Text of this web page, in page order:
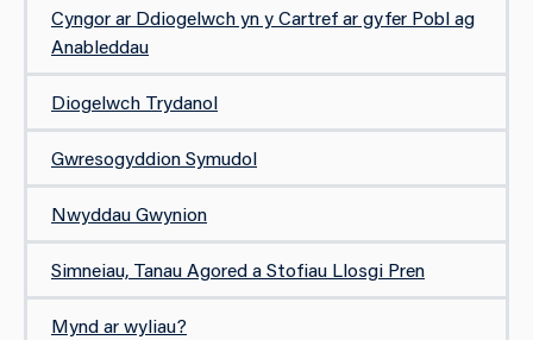
Cyngor ar Ddiogelwch yn y Cartref ar gyfer Pobl ag
Anableddau
Diogelwch Trydanol
Gwresogyddion Symudol
Nwyddau Gwynion
Simneiau, Tanau Agored a Stofiau Llosgi Pren
Mynd ar wyliau?